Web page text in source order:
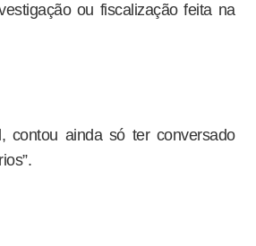
ou fiscalização feita na
contou ainda só ter conversado